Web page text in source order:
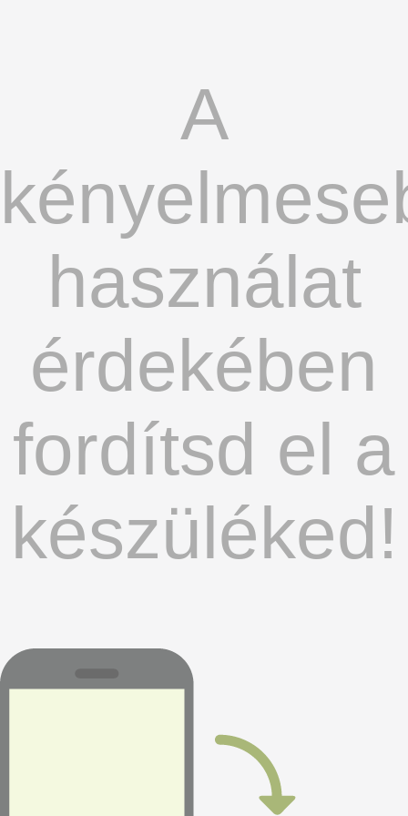
A
használat
érdekében
fordítsd el a
készüléked!